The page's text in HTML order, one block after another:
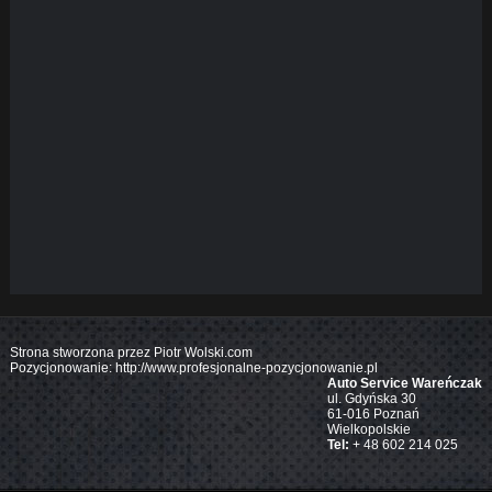
Strona stworzona przez Piotr Wolski.com
Pozycjonowanie: http://www.profesjonalne-pozycjonowanie.pl
Auto Service Wareńczak
ul. Gdyńska 30
61-016 Poznań
Wielkopolskie
Tel:+ 48 602 214 025